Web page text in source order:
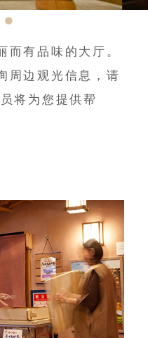
而有品味的大厅。
周边观光信息，请
将为您提供帮